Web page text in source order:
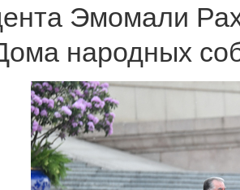
Эмомали
народных